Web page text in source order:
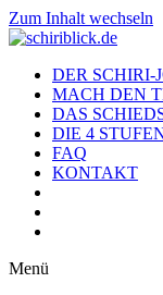
Zum Inhalt wechseln
DER SCHIRI-
MACH DEN
DAS
DIE 4
FAQ
KONTAKT
Menü